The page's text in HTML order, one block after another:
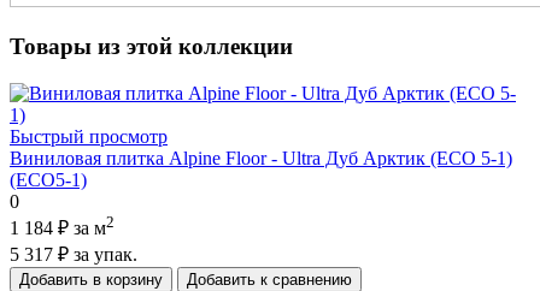
Товары из этой коллекции
Быстрый просмотр
Виниловая плитка Alpine Floor - Ultra Дуб Арктик (ECO 5-1)
(ECO5-1)
0
1 184 ₽ за м2
5 317 ₽ за упак.
Добавить в корзину Добавить к сравнению